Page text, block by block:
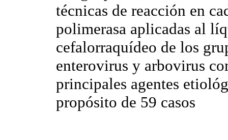
técnicas de reacción en
polimerasa aplicadas al
cefalorraquídeo de los
enterovirus y arbovirus
principales agentes
propósito de 59 casos